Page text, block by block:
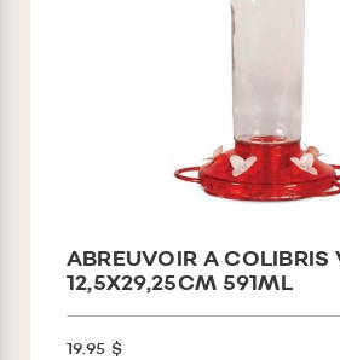
ABREUVOIR A COLIBRIS
12,5X29,25CM 591ML
19.95 $